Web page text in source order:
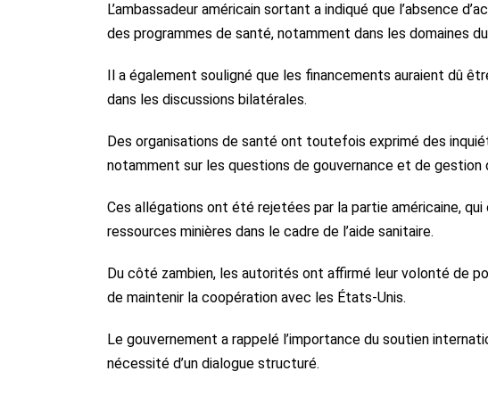
L’ambassadeur américain sortant a indiqué que l’absence
des programmes de santé, notamment dans les domaines
Il a également souligné que les financements auraient dû
dans les discussions bilatérales.
Des organisations de santé ont toutefois exprimé des
notamment sur les questions de gouvernance et de gestion
Ces allégations ont été rejetées par la partie américaine,
ressources minières dans le cadre de l’aide sanitaire.
Du côté zambien, les autorités ont affirmé leur volonté de
de maintenir la coopération avec les États-Unis.
Le gouvernement a rappelé l’importance du soutien
nécessité d’un dialogue structuré.